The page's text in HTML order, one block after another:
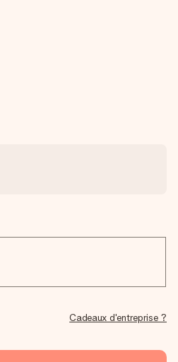
Cadeaux d'entreprise ?